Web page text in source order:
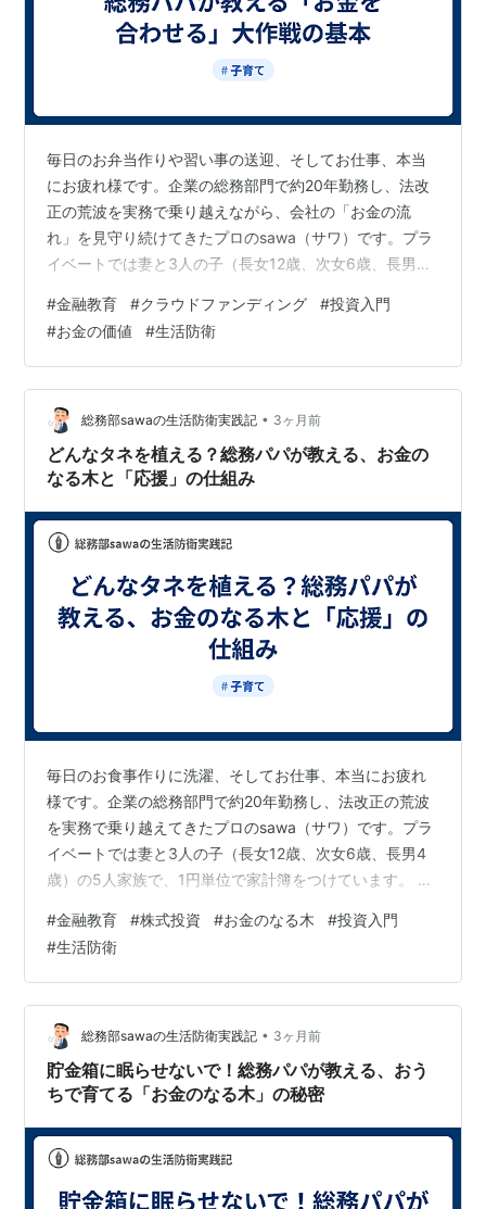
毎日のお弁当作りや習い事の送迎、そしてお仕事、本当
にお疲れ様です。企業の総務部門で約20年勤務し、法改
正の荒波を実務で乗り越えながら、会社の「お金の流
れ」を見守り続けてきたプロのsawa（サワ）です。プラ
イベートでは妻と3人の子（長女12歳、次女6歳、長男4
ュースやSNSで「クラウドファンディング」という言葉
をよく耳にしませんか？「新しい商品を作るから」「お
店のピンチを救ってほしいから」と、インターネット上
でお金を集める仕組みのことです。もしお子さんに「ク
ラファンって何？」と聞かれた時、皆さんはどう答えま
すか？ 「なんだか難しそう」「寄付み…
#金融教育 #クラウドファンディング #投資入門
#お金の価値 #生活防衛
総務部sawaの生活防衛実践記 • 3ヶ月前
どんなタネを植える？総務パパが教える、お金の
なる木と「応援」の仕組み
毎日のお食事作りに洗濯、そしてお仕事、本当にお疲れ
様です。企業の総務部門で約20年勤務し、法改正の荒波
を実務で乗り越えてきたプロのsawa（サワ）です。プラ
イベートでは妻と3人の子（長女12歳、次女6歳、長男4
歳）の5人家族で、1円単位で家計簿をつけています。 前
ための「お金のなる木」という考え方をお伝えしまし
た。お子さんに「お金のタネを植えて育てると、果実が
なるんだよ」と伝えると、きっと「じゃあ、どこにタネ
を植えるの？」と疑問に思うはずです。 今回は、会社で
いうところの「取引先選定」や「与信管理」にあたる、
お金のタネの「植え場所（投資先）」に…
#金融教育 #株式投資 #お金のなる木 #投資入門
#生活防衛
総務部sawaの生活防衛実践記 • 3ヶ月前
貯金箱に眠らせないで！総務パパが教える、おう
ちで育てる「お金のなる木」の秘密